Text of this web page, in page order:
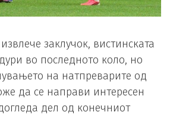
заклучок, вистинската
во последното коло, но
на натпреварите од
да се направи интересен
дел од конечниот